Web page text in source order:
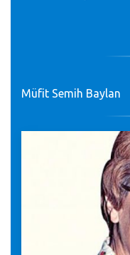
Müfit Semih Baylan